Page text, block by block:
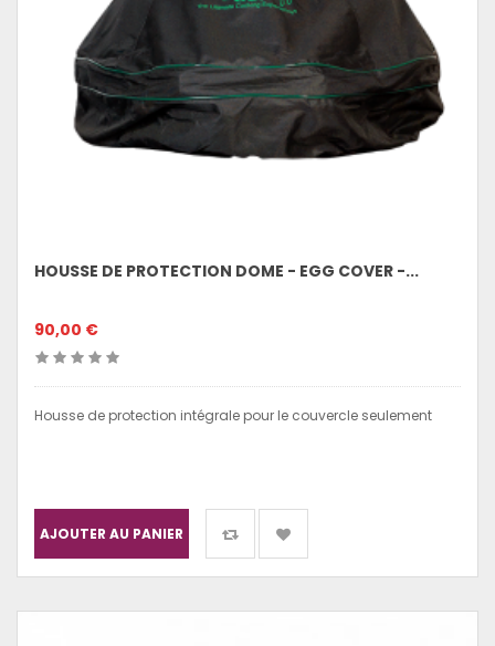
HOUSSE DE PROTECTION DOME - EGG COVER -...
90,00 €
Housse de protection intégrale pour le couvercle seulement
AJOUTER AU PANIER